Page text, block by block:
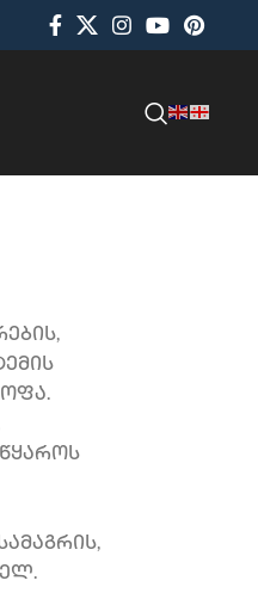
ელ.